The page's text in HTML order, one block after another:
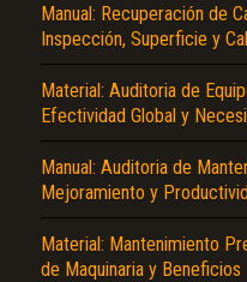
Manual: Recuperación de
Inspección, Superficie y
Material: Auditoria de
Efectividad Global y
Manual: Auditoria de
Mejoramiento y
Material: Mantenimiento
de Maquinaria y Beneficios